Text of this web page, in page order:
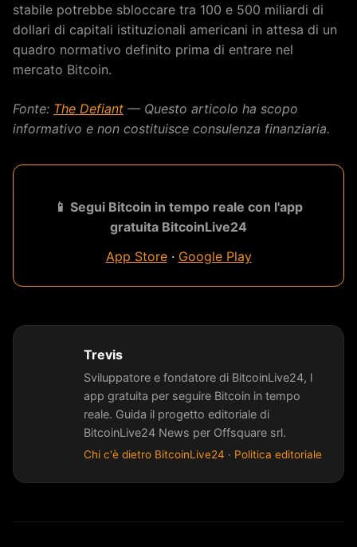
stabile potrebbe sbloccare tra 100 e 500 miliardi di
dollari di capitali istituzionali americani in attesa di un
quadro normativo definito prima di entrare nel
mercato Bitcoin.
Fonte: The Defiant — Questo articolo ha scopo
informativo e non costituisce consulenza finanziaria.
📱 Segui Bitcoin in tempo reale con l'app
gratuita BitcoinLive24
App Store· Google Play
Trevis
Sviluppatore e fondatore di BitcoinLive24, l
app gratuita per seguire Bitcoin in tempo
reale. Guida il progetto editoriale di
BitcoinLive24 News per Offsquare srl.
Chi c'è dietro BitcoinLive24 · Politica editoriale